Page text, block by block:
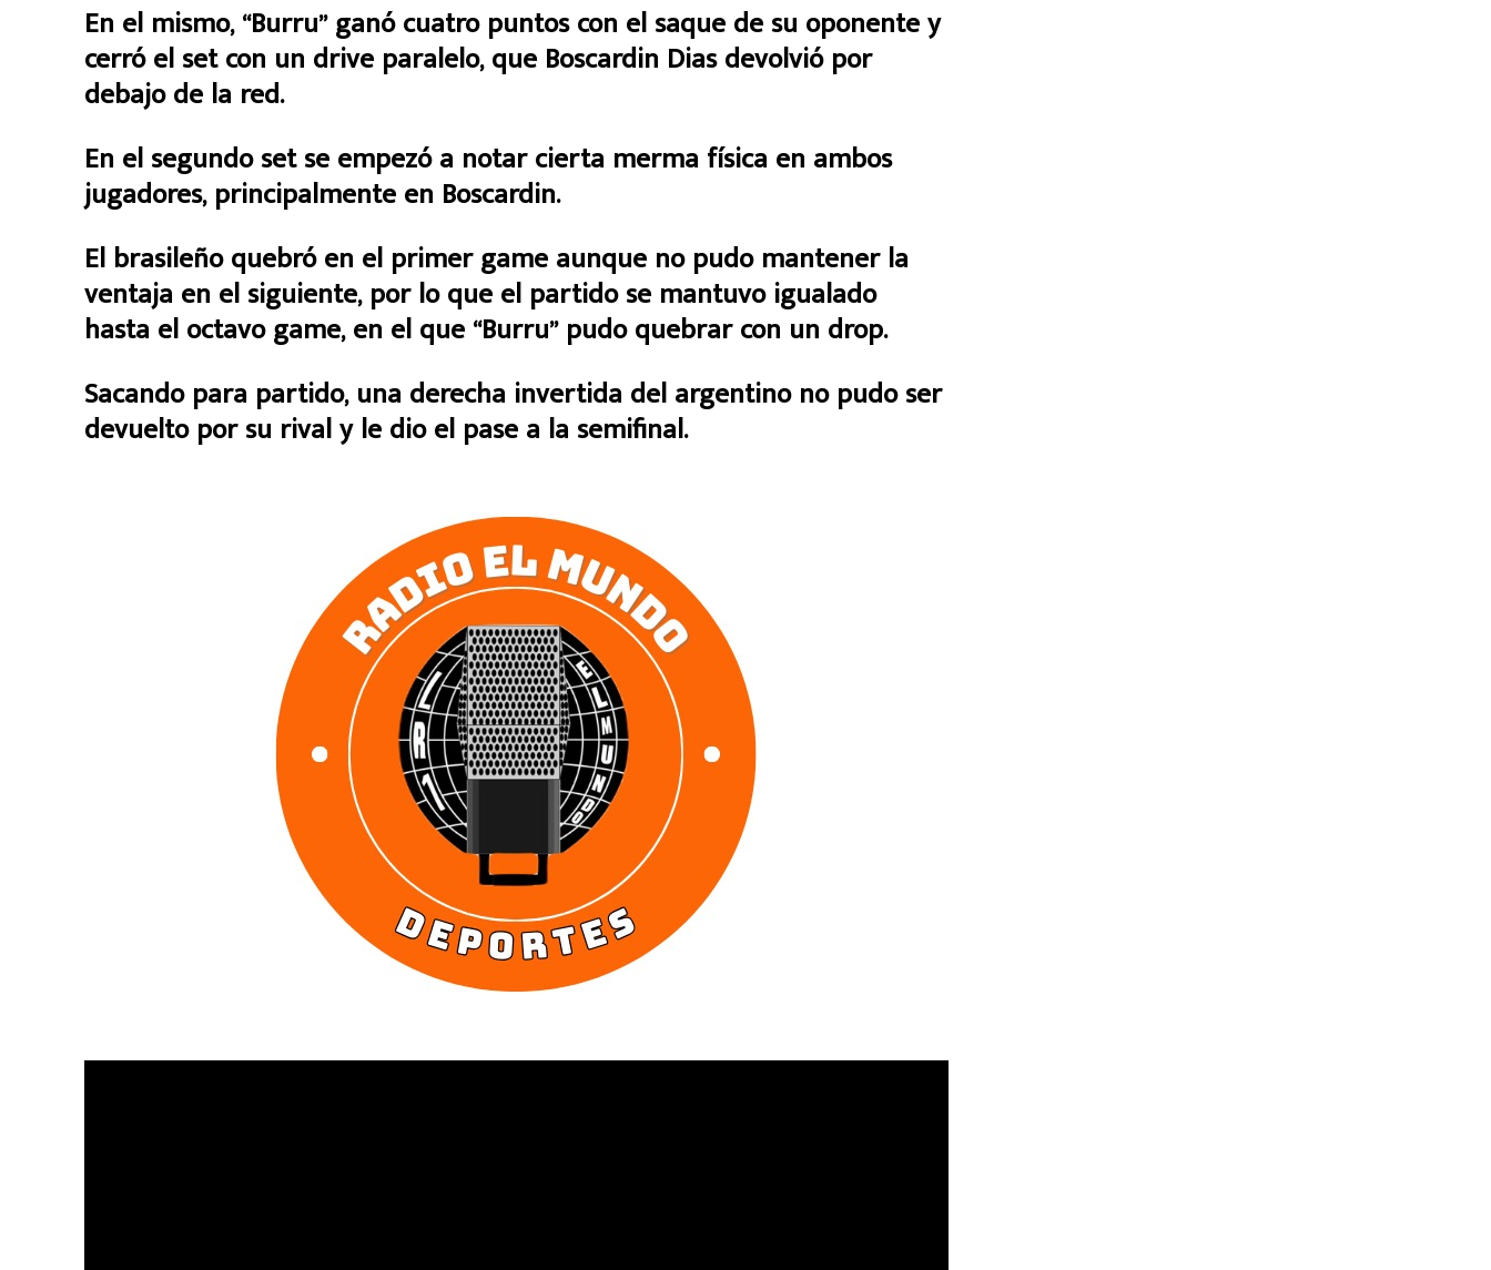
En el mismo, “Burru” ganó cuatro puntos con el saque de su oponente y
cerró el set con un drive paralelo, que Boscardin Dias devolvió por
debajo de la red.
En el segundo set se empezó a notar cierta merma física en ambos
jugadores, principalmente en Boscardin.
El brasileño quebró en el primer game aunque no pudo mantener la
ventaja en el siguiente, por lo que el partido se mantuvo igualado
hasta el octavo game, en el que “Burru” pudo quebrar con un drop.
Sacando para partido, una derecha invertida del argentino no pudo ser
devuelto por su rival y le dio el pase a la semifinal.